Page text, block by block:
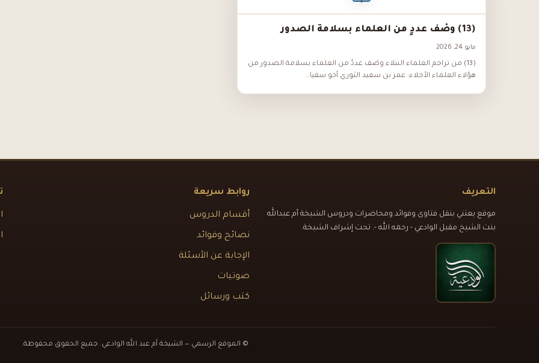
(13) وصْف عددٍ من العلماء بسلامة الصدور
مايو 24, 2026
(13) من تراجم العلماء النبلاء وصْف عددٌ من العلماء بسلامة الصدور من
هؤلاء العلماء الأجلاء: عمر بن سعيد الثوري أخو سفيا...
التعريف
موقع يعتني بنقل فتاوى وفوائد ومحاضرات ودروس الشيخة أم عبدالله
بنت الشيخ مقبل الوادعي - رحمه الله -. تحت إشراف الشيخة.
روابط سريعة
أقسام الدروس
نصائح وفوائد
الإجابة عن الأسئلة
صوتيات
كتب ورسائل
© الموقع الرسمي — الشيخة أم عبد الله الوادعي. جميع الحقوق محفوظة.